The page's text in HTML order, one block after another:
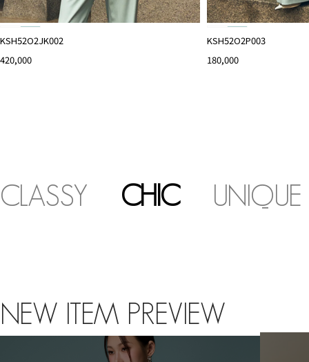
KSH52O2JK002
420,000
KSH52O2P003
180,000
CLASSY CHIC UNIQUE
NEW ITEM PREVIEW